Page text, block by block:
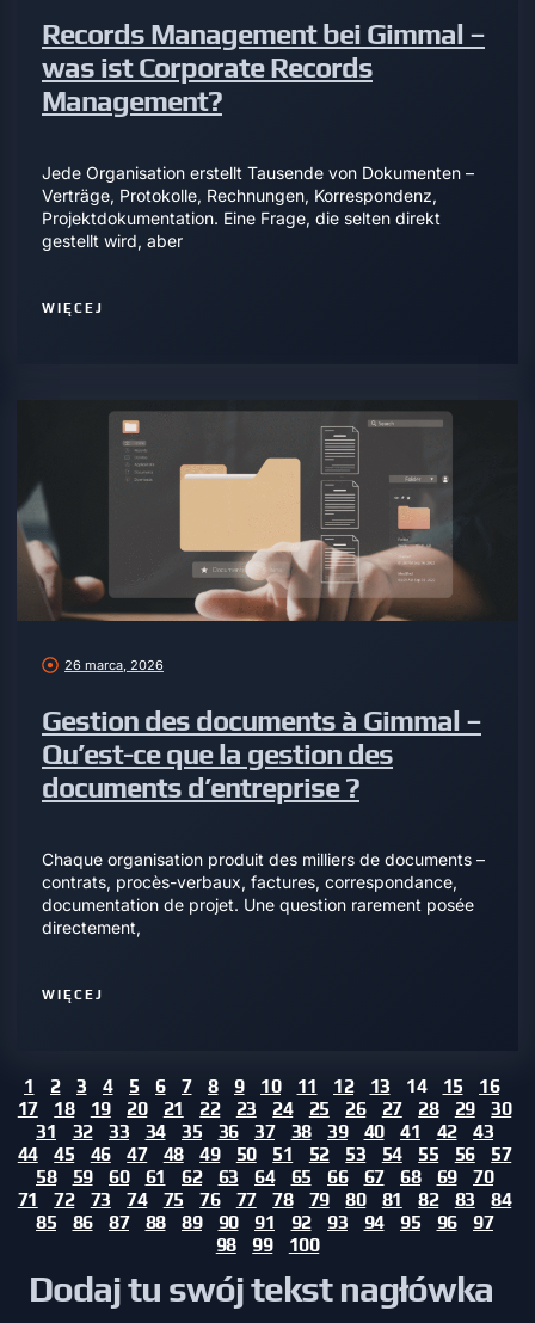
Records Management bei Gimmal –
was ist Corporate Records
Management?
Jede Organisation erstellt Tausende von Dokumenten –
Verträge, Protokolle, Rechnungen, Korrespondenz,
Projektdokumentation. Eine Frage, die selten direkt
gestellt wird, aber
WIĘCEJ
26 marca, 2026
Gestion des documents à Gimmal –
Qu’est-ce que la gestion des
documents d’entreprise ?
Chaque organisation produit des milliers de documents –
contrats, procès-verbaux, factures, correspondance,
documentation de projet. Une question rarement posée
directement,
WIĘCEJ
1 2 3 4 5 6 7 8 9 10 11 12 13 14 15
16
17
18 19 20 21 22 23 24 25 26 27 28 29
30
31
32 33 34 35 36 37 38 39 40 41 42
43
44
45 46 47 48 49 50 51 52 53 54 55 56
57
58
59 60 61 62 63 64 65 66 67 68 69
70
71
72 73 74 75 76 77 78 79 80 81 82 83
84
85
86 87 88 89 90 91 92 93 94 95 96
97
98
99 100
Dodaj tu swój tekst nagłówka